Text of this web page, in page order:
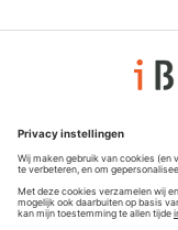
Privacyinstellingen